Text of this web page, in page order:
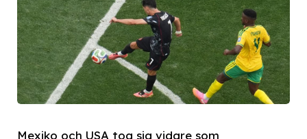
Mexiko och USA tog sig vidare som